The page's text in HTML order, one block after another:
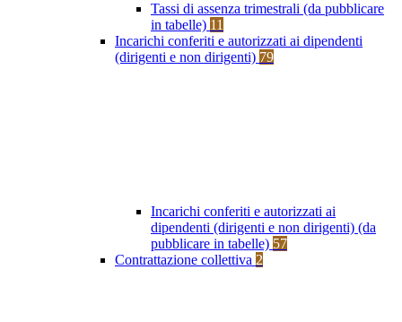
Tassi di assenza trimestrali (da pubblicare
in tabelle) 11
Incarichi conferiti e autorizzati ai dipendenti
(dirigenti e non dirigenti) 79
Incarichi conferiti e autorizzati ai
dipendenti (dirigenti e non dirigenti) (da
pubblicare in tabelle) 57
Contrattazione collettiva 2